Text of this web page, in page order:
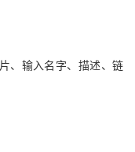
、输入名字、描述、链